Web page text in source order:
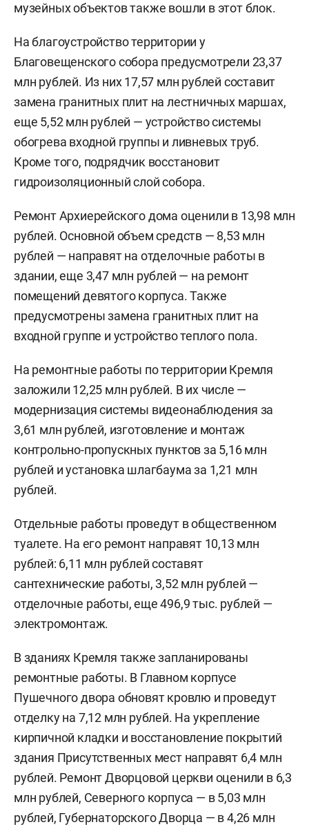
музейных объектов также вошли в этот блок.
На благоустройство территории у
Благовещенского собора предусмотрели 23,37
млн рублей. Из них 17,57 млн рублей составит
замена гранитных плит на лестничных маршах,
еще 5,52 млн рублей — устройство системы
обогрева входной группы и ливневых труб.
Кроме того, подрядчик восстановит
гидроизоляционный слой собора.
Ремонт Архиерейского дома оценили в 13,98 млн
рублей. Основной объем средств — 8,53 млн
рублей — направят на отделочные работы в
здании, еще 3,47 млн рублей — на ремонт
помещений девятого корпуса. Также
предусмотрены замена гранитных плит на
входной группе и устройство теплого пола.
На ремонтные работы по территории Кремля
заложили 12,25 млн рублей. В их числе —
модернизация системы видеонаблюдения за
3,61 млн рублей, изготовление и монтаж
контрольно-пропускных пунктов за 5,16 млн
рублей и установка шлагбаума за 1,21 млн
рублей.
Отдельные работы проведут в общественном
туалете. На его ремонт направят 10,13 млн
рублей: 6,11 млн рублей составят
сантехнические работы, 3,52 млн рублей —
отделочные работы, еще 496,9 тыс. рублей —
электромонтаж.
В зданиях Кремля также запланированы
ремонтные работы. В Главном корпусе
Пушечного двора обновят кровлю и проведут
отделку на 7,12 млн рублей. На укрепление
кирпичной кладки и восстановление покрытий
здания Присутственных мест направят 6,4 млн
рублей. Ремонт Дворцовой церкви оценили в 6,3
млн рублей, Северного корпуса — в 5,03 млн
рублей, Губернаторского Дворца — в 4,26 млн